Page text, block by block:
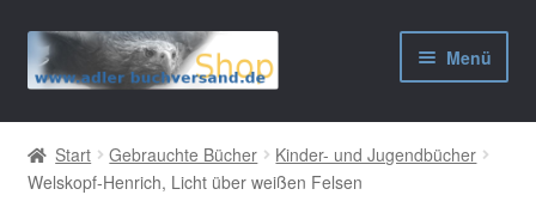
Zur
Navigation
Zum
Inhalt
Menü
AGB
Widerrufsbelehrung
Start Gebrauchte Bücher
Kinder- und Jugendbücher
Welskopf-Henrich, Licht über weißen Felsen